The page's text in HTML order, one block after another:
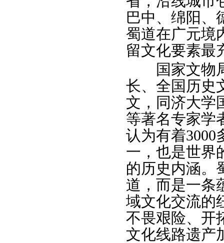
巴中、绵阳、
蜀道在广元境
留文化要素最
国家文物局
长、全国历史
文，同济大学
等著名专家学
认为有着3000
一，也是世界
的历史内涵。
道，而是一条
域文化交流的
不畏艰险、开
文化线路遗产